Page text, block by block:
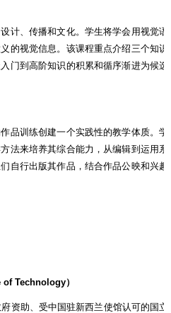
计、传播和文化。学生将学会用视觉语
的视觉信息。该课程重点介绍三个知识
门到高阶知识的积累和循序渐进为候选
品训练创建一个实践性的教学体质。学
法来培养其综合能力，从编辑到运用系
自行出版其作品，结合作品公映和兴趣
of Technology）
资助、受中国驻新西兰使馆认可的国立